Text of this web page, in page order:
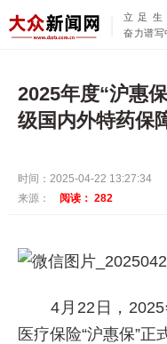
立足
奋力谱写
2025年度“沪惠
级国内外特药保
时间：2025-04-22 13:27:34
来源：
阅读： 282
4月22日，2025
医疗保险“沪惠保”